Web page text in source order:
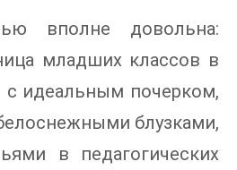
вполне довольна:
младших классов в
с идеальным почерком,
блузками,
в педагогических